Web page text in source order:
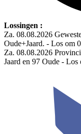
Lossingen :
Za. 08.08.2026
Oude+Jaard. - Los om
Za. 08.08.2026
Jaard en 97 Oude - Los